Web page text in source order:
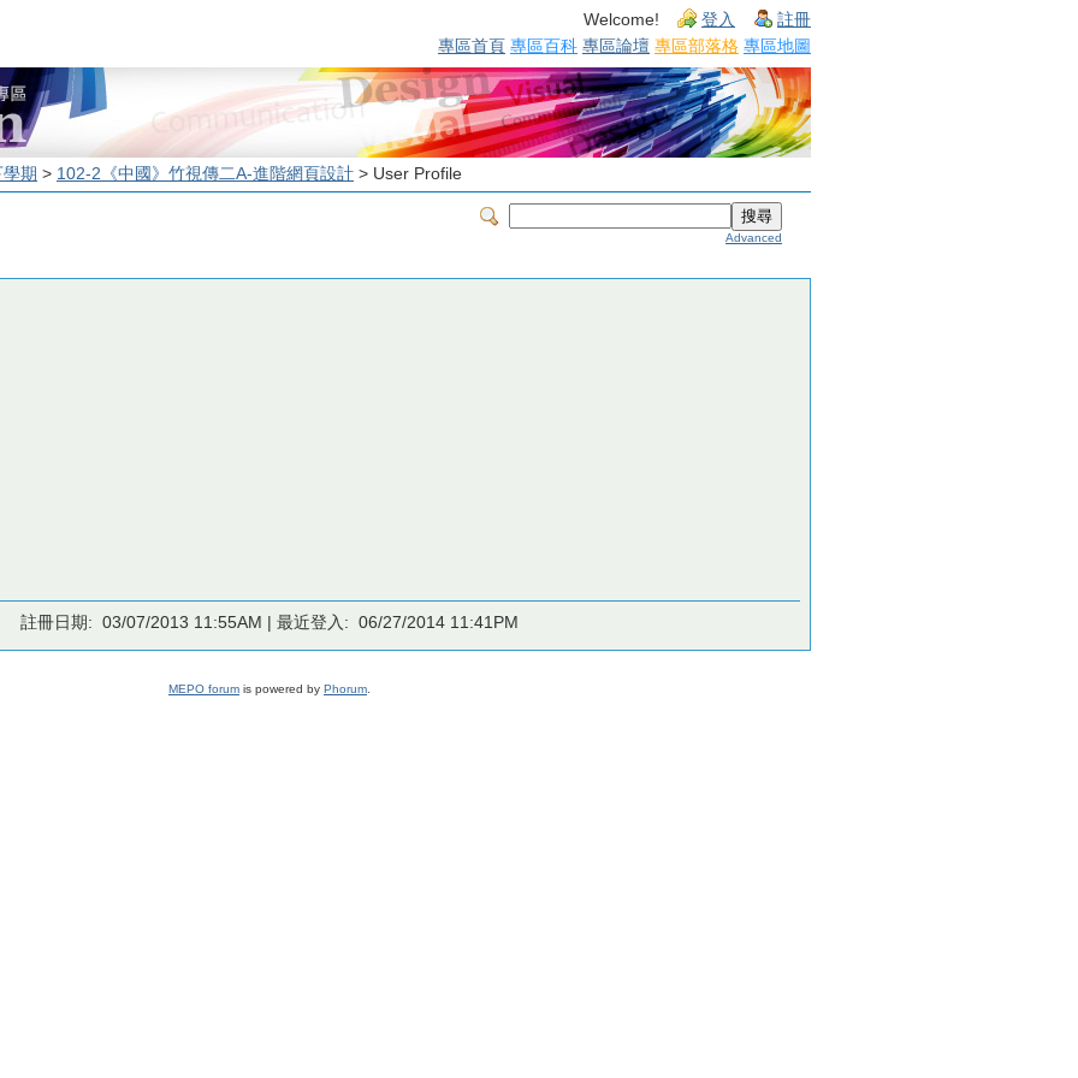
Welcome! 登入 註冊
專區首頁 專區百科 專區論壇 專區部落格 專區地圖
期 > 102-2《中國》竹視傳二A-進階網頁設計 > User Profile
Advanced
註冊日期: 03/07/2013 11:55AM | 最近登入: 06/27/2014 11:41PM
MEPO forum is powered by Phorum